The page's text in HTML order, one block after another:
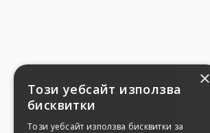
×
Този уебсайт използва
бисквитки
Този уебсайт използва бисквитки за